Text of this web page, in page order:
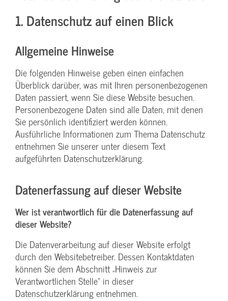
1. Datenschutz auf einen Blick
Allgemeine Hinweise
Die folgenden Hinweise geben einen einfachen
Überblick darüber, was mit Ihren personenbezogenen
Daten passiert, wenn Sie diese Website besuchen.
Personenbezogene Daten sind alle Daten, mit denen
Sie persönlich identifiziert werden können.
Ausführliche Informationen zum Thema Datenschutz
entnehmen Sie unserer unter diesem Text
aufgeführten Datenschutzerklärung.
Datenerfassung auf dieser Website
Wer ist verantwortlich für die Datenerfassung auf
dieser Website?
Die Datenverarbeitung auf dieser Website erfolgt
durch den Websitebetreiber. Dessen Kontaktdaten
können Sie dem Abschnitt „Hinweis zur
Verantwortlichen Stelle“ in dieser
Datenschutzerklärung entnehmen.